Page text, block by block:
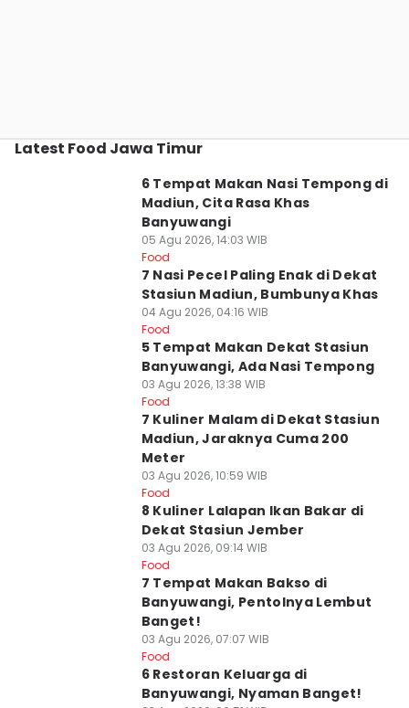
Latest Food Jawa Timur
6 Tempat Makan Nasi Tempong di
Madiun, Cita Rasa Khas
Banyuwangi
05 Agu 2026, 14:03 WIB
Food
7 Nasi Pecel Paling Enak di Dekat
Stasiun Madiun, Bumbunya Khas
04 Agu 2026, 04:16 WIB
Food
5 Tempat Makan Dekat Stasiun
Banyuwangi, Ada Nasi Tempong
03 Agu 2026, 13:38 WIB
Food
7 Kuliner Malam di Dekat Stasiun
Madiun, Jaraknya Cuma 200
Meter
03 Agu 2026, 10:59 WIB
Food
8 Kuliner Lalapan Ikan Bakar di
Dekat Stasiun Jember
03 Agu 2026, 09:14 WIB
Food
7 Tempat Makan Bakso di
Banyuwangi, Pentolnya Lembut
Banget!
03 Agu 2026, 07:07 WIB
Food
6 Restoran Keluarga di
Banyuwangi, Nyaman Banget!